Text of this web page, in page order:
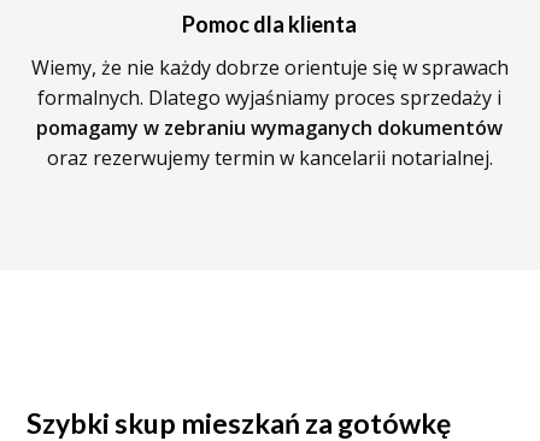
Pomoc dla klienta
Wiemy, że nie każdy dobrze orientuje się w sprawach
formalnych. Dlatego wyjaśniamy proces sprzedaży i
pomagamy w zebraniu wymaganych dokumentów
oraz rezerwujemy termin w kancelarii notarialnej.
Szybki skup mieszkań za gotówkę